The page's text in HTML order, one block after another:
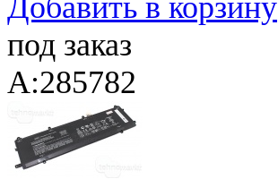
под заказ
A:285782